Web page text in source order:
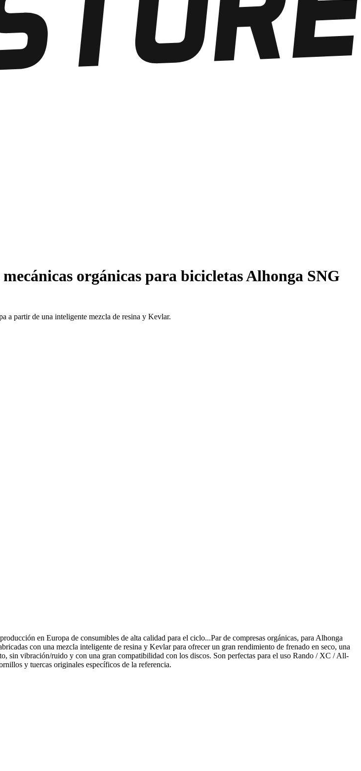
orgánicas para bicicletas Alhonga SNG
a partir de una inteligente mezcla de resina y Kevlar.
en Europa de consumibles de alta calidad para el ciclo...Par de compresas orgánicas, para Alhonga
con una mezcla inteligente de resina y Kevlar para ofrecer un gran rendimiento de frenado en seco, una
sin vibración/ruido y con una gran compatibilidad con los discos. Son perfectas para el uso Rando / XC / All-
y tuercas originales específicos de la referencia.